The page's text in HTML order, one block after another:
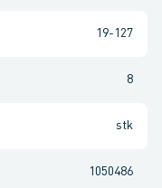
19-127
8
stk
1050486